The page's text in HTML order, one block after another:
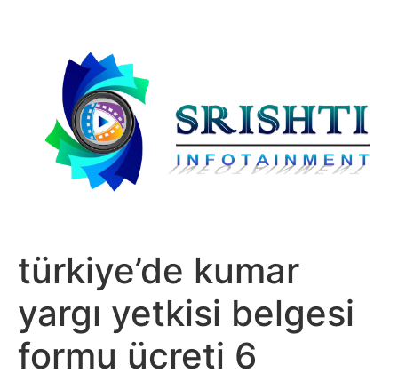
türkiye’de kumar
yargı yetkisi belgesi
formu ücreti 6